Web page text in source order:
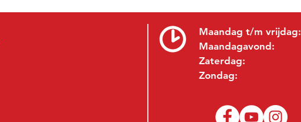
Maandag t/m vrijdag:
Maandagavond:
Zaterdag:
Zondag: